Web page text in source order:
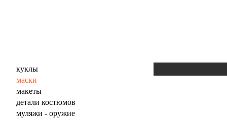
куклы
маски
макеты
детали костюмов
муляжи - оружие